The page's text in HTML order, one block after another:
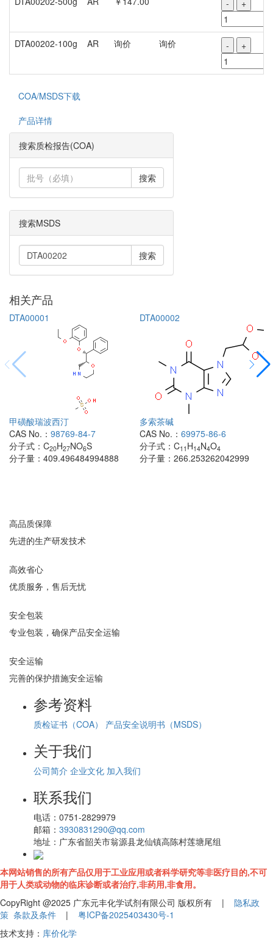
- +
DTA00202-100g AR 询价 询价 - +
COA/MSDS下载
产品详情
搜索质检报告(COA)
搜索
搜索MSDS
搜索
相关产品
DTA00001
甲磺酸瑞波西汀
CAS No.： 98769-84-7
分子式： C20H27NO6S
分子量： 409.496484994888
DTA00002
多索茶碱
CAS No.： 69975-86-6
分子式： C11 H14N4O4
分子量： 266.253262042999
高品质保障
先进的生产研发技术
高效省心
优质服务，售后无忧
安全包装
专业包装，确保产品安全运输
安全运输
完善的保护措施安全运输
参考资料
质检证书（COA） 产品安全说明书（MSDS）
关于我们
公司简介 企业文化 加入我们
联系我们
电话： 0751-2829979
邮箱： 3930831290@qq.com
地址： 广东省韶关市翁源县龙仙镇高陈村莲塘尾组
本网站销售的所有产品仅用于工业应用或者科学研究等非医疗目的,不可
用于人类或动物的临床诊断或者治疗,非药用,非食用。
CopyRight @2025 广东元丰化学试剂有限公司 版权所有 | 隐私政
策 条款及条件 | 粤ICP备2025403430号-1
技术支持： 库价化学